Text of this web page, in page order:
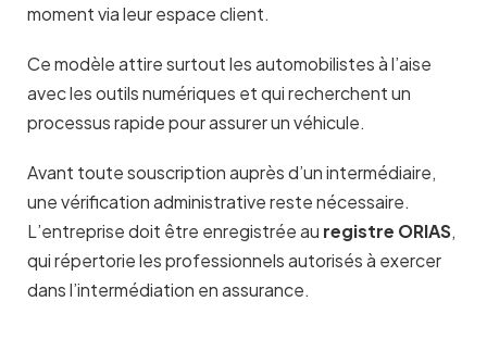
moment via leur espace client.
Ce modèle attire surtout les automobilistes à l’aise
avec les outils numériques et qui recherchent un
processus rapide pour assurer un véhicule.
Avant toute souscription auprès d’un intermédiaire,
une vérification administrative reste nécessaire.
L’entreprise doit être enregistrée au registre ORIAS,
qui répertorie les professionnels autorisés à exercer
dans l’intermédiation en assurance.